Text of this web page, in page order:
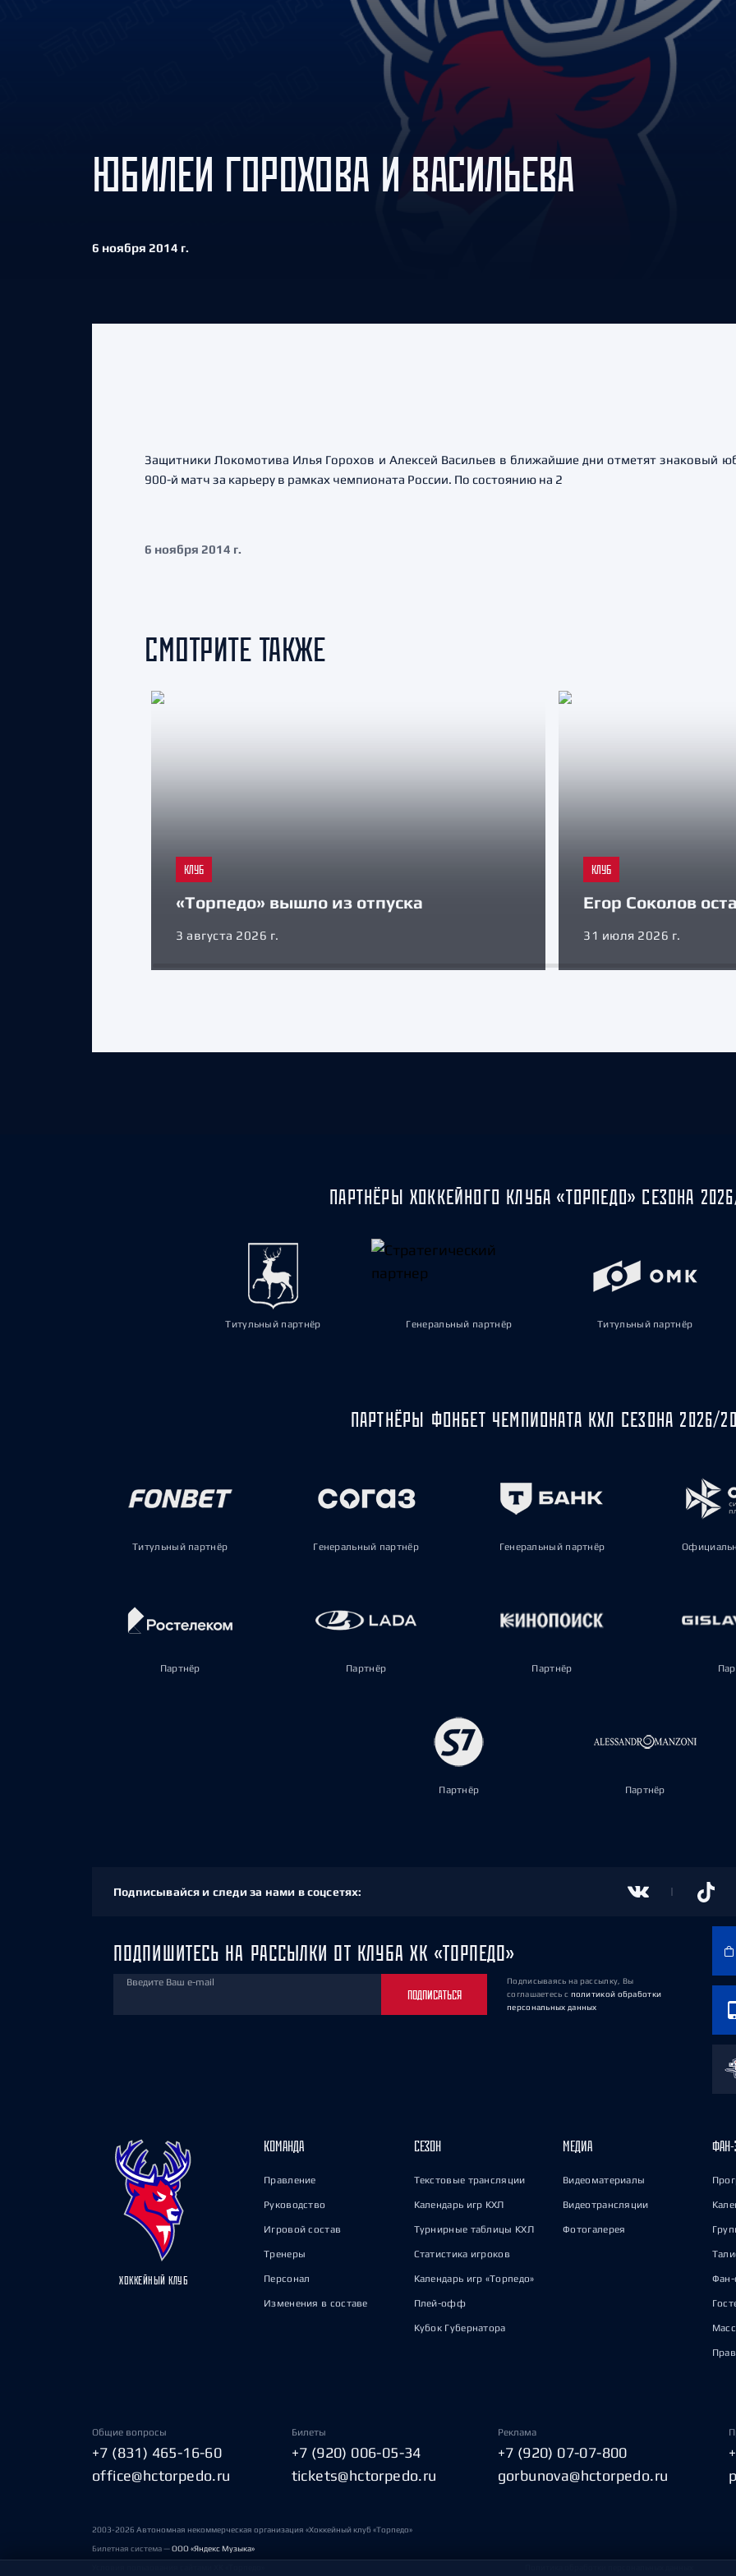
Амур
Барыс
Салават Юлаев
Сибирь
ЮБИЛЕИ ГОРОХОВА И ВАСИЛЬЕВА
6 ноября 2014 г.
Защитники Локомотива Илья Горохов и Алексей Васильев в ближайшие дни отметят знаковый
900-й матч за карьеру в рамках чемпионата России. По состоянию на 2
6 ноября 2014 г.
СМОТРИТЕ ТАКЖЕ
КЛУБ
«Торпедо» вышло из отпуска
3 августа 2026 г.
КЛУБ
Егор Соколов
31 июля 2026 г.
ПАРТНЁРЫ ХОККЕЙНОГО КЛУБА «ТОРПЕДО» СЕЗОНА
Титульный партнёр Генеральный партнёр Титульный партнёр
ПАРТНЁРЫ ФОНБЕТ ЧЕМПИОНАТА КХЛ СЕЗОНА 2026/
Титульный партнёр Генеральный партнёр Генеральный партнёр
Партнёр Партнёр Партнёр
Партнёр Партнёр
Подписывайся и следи за нами в соцсетях:
ПОДПИШИТЕСЬ НА РАССЫЛКИ ОТ КЛУБА ХК «ТОРПЕДО»
Введите Ваш e-mail
ПОДПИСАТЬСЯ
Подписываясь на рассылку, Вы
соглашаетесь с политикой обработки
персональных данных
ХОККЕЙНЫЙ КЛУБ
КОМАНДА
Правление
Руководство
Игровой состав
Тренеры
Персонал
Изменения в составе
СЕЗОН
Текстовые трансляции
Календарь игр КХЛ
Турнирные таблицы КХЛ
Статистика игроков
Календарь игр «Торпедо»
Плей-офф
Кубок Губернатора
МЕДИА
Видеоматериалы
Видеотрансляции
Фотогалерея
ФАН-
Фан-
Общие вопросы
+7 (831) 465-16-60
office@hctorpedo.ru
Билеты
+7 (920) 006-05-34
tickets@hctorpedo.ru
Реклама
+7 (920) 07-07-800
gorbunova@hctorpedo.ru
2003-2026 Автономная некоммерческая организация «Хоккейный клуб «Торпедо»
Билетная система —ООО «Яндекс Музыка»